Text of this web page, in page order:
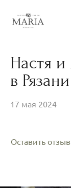
Настя
в
17 мая 2024
Оставить отзыв